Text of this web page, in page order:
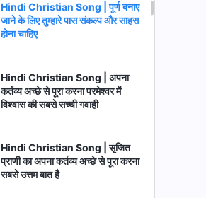
Hindi Christian Song | पूर्ण बनाए
जाने के लिए तुम्हारे पास संकल्प और साहस
होना चाहिए
Hindi Christian Song | अपना
कर्तव्य अच्छे से पूरा करना परमेश्वर में
विश्वास की सबसे सच्ची गवाही
Hindi Christian Song | सृजित
प्राणी का अपना कर्तव्य अच्छे से पूरा करना
सबसे उत्तम बात है